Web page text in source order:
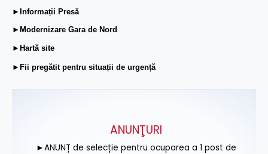
►Informații Presă
►Modernizare Gara de Nord
►Hartă site
►Fii pregătit pentru situații de urgență
ANUNŢURI
►ANUNȚ de selecție pentru ocuparea a 1 post de